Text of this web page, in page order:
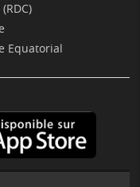
Equatorial